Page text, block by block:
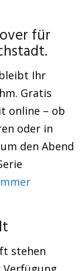
für
Ihr
Gratis
online – ob
oder in
den Abend
stehen